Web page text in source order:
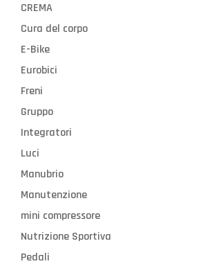
CREMA
Cura del corpo
E-Bike
Eurobici
Freni
Gruppo
Integratori
Luci
Manubrio
Manutenzione
mini compressore
Nutrizione Sportiva
Pedali